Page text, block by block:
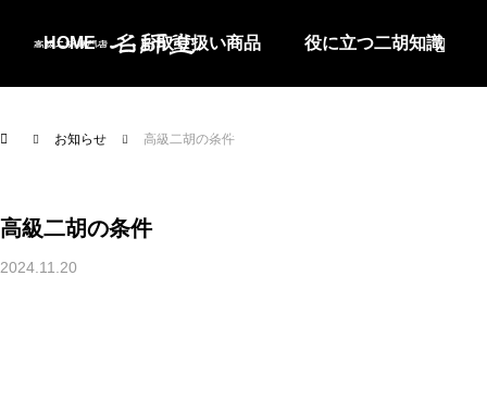
HOME お取り扱い商品 役に立つ二胡知識
お知らせ アクセス
お知らせ 高級二胡の条件
高級二胡の条件
2024.11.20